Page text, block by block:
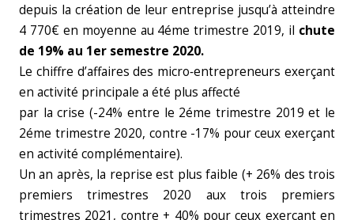
depuis la création de leur entreprise jusqu’à atteindre
4 770€ en moyenne au 4éme trimestre 2019, il chute
de 19% au 1er semestre 2020.
Le chiffre d’affaires des micro‑entrepreneurs exerçant
en activité principale a été plus affecté
par la crise (-24% entre le 2éme trimestre 2019 et le
2éme trimestre 2020, contre -17% pour ceux exerçant
en activité complémentaire).
Un an après, la reprise est plus faible (+ 26% des trois
premiers trimestres 2020 aux trois premiers
trimestres 2021, contre + 40% pour ceux exerçant en